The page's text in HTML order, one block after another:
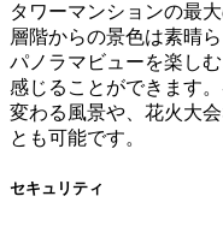
タワーマンションの最
層階からの景色は素晴
パノラマビューを楽し
感じることができます
変わる風景や、花火大
とも可能です。
セキュリティ